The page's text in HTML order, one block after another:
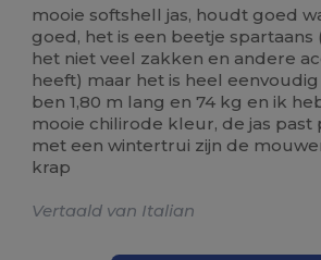
mooie softshell jas, houdt goed
goed, het is een beetje spartaans
het niet veel zakken en andere
heeft) maar het is heel
ben 1,80 m lang en 74 kg en ik
mooie chilirode kleur, de jas past
met een wintertrui zijn de
krap
Vertaald van Italian